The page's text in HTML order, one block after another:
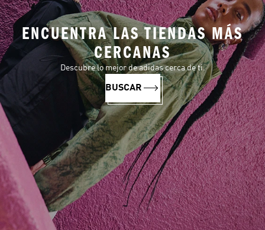
ENCUENTRA LAS TIENDAS MÁS
CERCANAS
Descubre lo mejor de adidas cerca de ti.
BUSCAR